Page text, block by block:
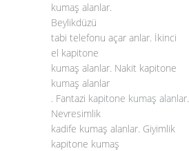
kumaş alanlar.
Beylikdüzü
tabi telefonu açar anlar. İkinci
el kapitone
kumaş alanlar. Nakit kapitone
kumaş alanlar
. Fantazi kapitone kumaş alanlar.
Nevresimlik
kadife kumaş alanlar. Giyimlik
kapitone kumaş